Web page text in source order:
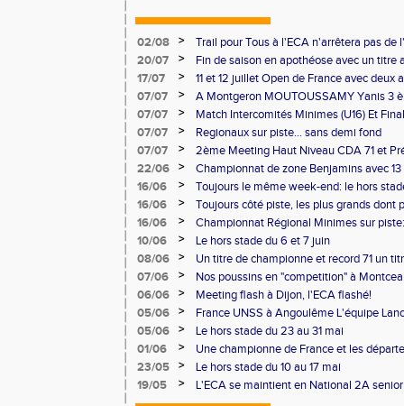
02/08 >
Trail pour Tous à l'ECA n'arrêtera pas de
20/07
>
Fin de saison en apothéose avec un titre
saison
17/07 >
11 et 12 juillet Open de France avec deux
07/07
>
A Montgeron MOUTOUSSAMY Yanis 3
française à Decines: Demi-fond
07/07 >
Match Intercomités Minimes (U16) Et
Benjamin(e)s (U14) à Besançon de haut
07/07 >
Regionaux sur piste... sans demi fond
07/07
>
2ème Meeting Haut Niveau CDA 71 et
Chalon
22/06 >
Championnat de zone Benjamins avec
Pontoise et Macon
16/06 >
Toujours le même week-end: le hors
16/06
>
Toujours côté piste, les plus grands dont
Master et 20 ème perf française au triple
16/06 >
Championnat Régional Minimes sur
personnels
10/06 >
Le hors stade du 6 et 7 juin
08/06
>
Un titre de championne et record 71 un
l'ECAlité aux Regionaux d'Epreuves
07/06 >
Nos poussins en "competition" à
06/06
>
Meeting flash à Dijon, l'ECA flashé!
05/06
>
France UNSS à Angoulême L'équipe
podium
05/06 >
Le hors stade du 23 au 31 mai
01/06
>
Une championne de France et les
23/05
>
Le hors stade du 10 au 17 mai
19/05
> L'ECA se maintient en National 2A